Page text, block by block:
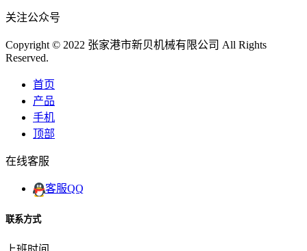
关注公众号
Copyright © 2022 张家港市新贝机械有限公司 All Rights
Reserved.
首页
产品
手机
顶部
在线客服
客服QQ
联系方式